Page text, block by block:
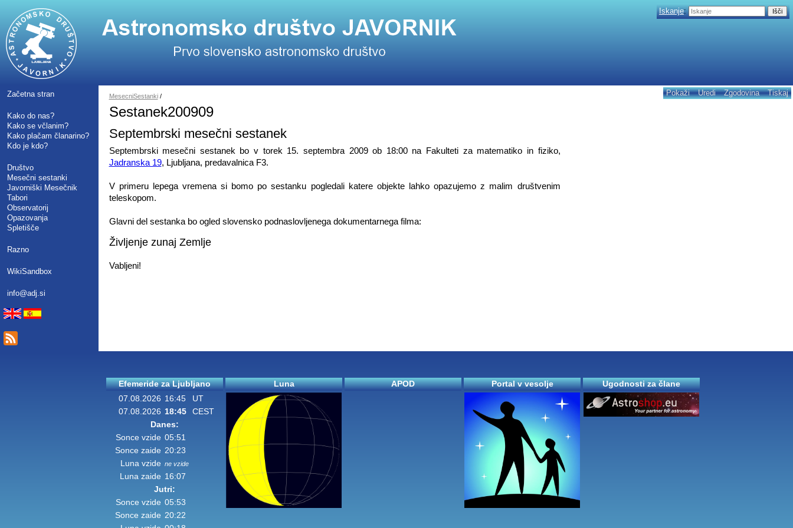
Iskanje:
Začetna stran
Kako do nas?
Kako se včlanim?
Kako plačam članarino?
Kdo je kdo?
Društvo
Mesečni sestanki
Javorniški Mesečnik
Tabori
Observatorij
Opazovanja
Spletišče
Razno
WikiSandbox
info@adj.si
Pokaži Uredi Zgodovina Tiskaj
MesecniSestanki/
Sestanek200909
Septembrski mesečni sestanek
Septembrski mesečni sestanek bo v torek 15. septembra 2009 ob 18:00 na Fakulteti za matematiko in fiziko,
Jadranska 19, Ljubljana, predavalnica F3.
V primeru lepega vremena si bomo po sestanku pogledali katere objekte lahko opazujemo z malim društvenim
teleskopom.
Glavni del sestanka bo ogled slovensko podnaslovljenega dokumentarnega filma:
Življenje zunaj Zemlje
Vabljeni!
Efemeride za Ljubljano
07.08.2026 16:45
UT
07.08.2026 18:45
CEST
Danes:
Sonce vzide 05:51
Sonce zaide 20:23
Luna vzide ne vzide
Luna zaide 16:07
Jutri:
Sonce vzide 05:53
Sonce zaide 20:22
Luna APOD Portal v vesolje Ugodnosti za člane